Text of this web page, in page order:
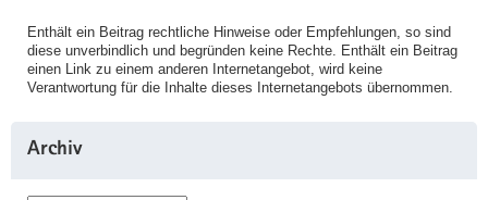
Enthält ein Beitrag rechtliche Hinweise oder Empfehlungen, so sind
diese unverbindlich und begründen keine Rechte. Enthält ein Beitrag
einen Link zu einem anderen Internetangebot, wird keine
Verantwortung für die Inhalte dieses Internetangebots übernommen.
Archiv